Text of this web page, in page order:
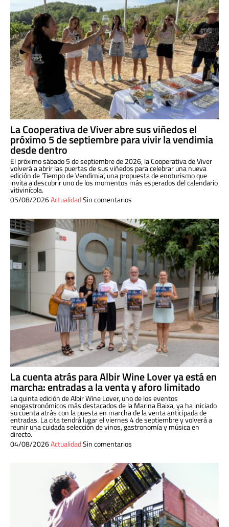
La Cooperativa de Viver abre sus viñedos el
próximo 5 de septiembre para vivir la vendimia
desde dentro
El próximo sábado 5 de septiembre de 2026, la Cooperativa de Viver
volverá a abrir las puertas de sus viñedos para celebrar una nueva
edición de ‘Tiempo de Vendimia’, una propuesta de enoturismo que
invita a descubrir uno de los momentos más esperados del calendario
vitivinícola.
05/08/2026ActualidadSin comentarios
La cuenta atrás para Albir Wine Lover ya está en
marcha: entradas a la venta y aforo limitado
La quinta edición de Albir Wine Lover, uno de los eventos
enogastronómicos más destacados de la Marina Baixa, ya ha iniciado
su cuenta atrás con la puesta en marcha de la venta anticipada de
entradas. La cita tendrá lugar el viernes 4 de septiembre y volverá a
reunir una cuidada selección de vinos, gastronomía y música en
directo.
04/08/2026ActualidadSin comentarios